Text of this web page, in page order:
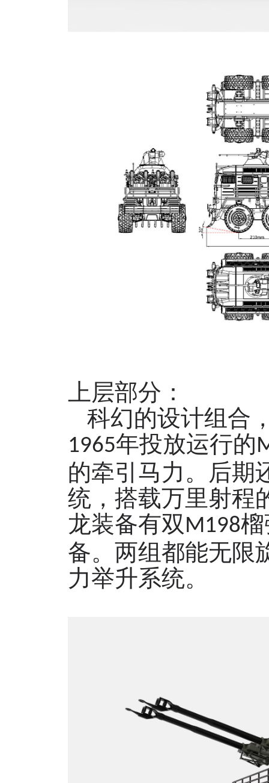
上层部分：
科幻的设计组合
1965年投放运行的
的牵引马力。后期
统，搭载万里射程
龙装备有双 M198
备。两组都能无限
力举升系统。